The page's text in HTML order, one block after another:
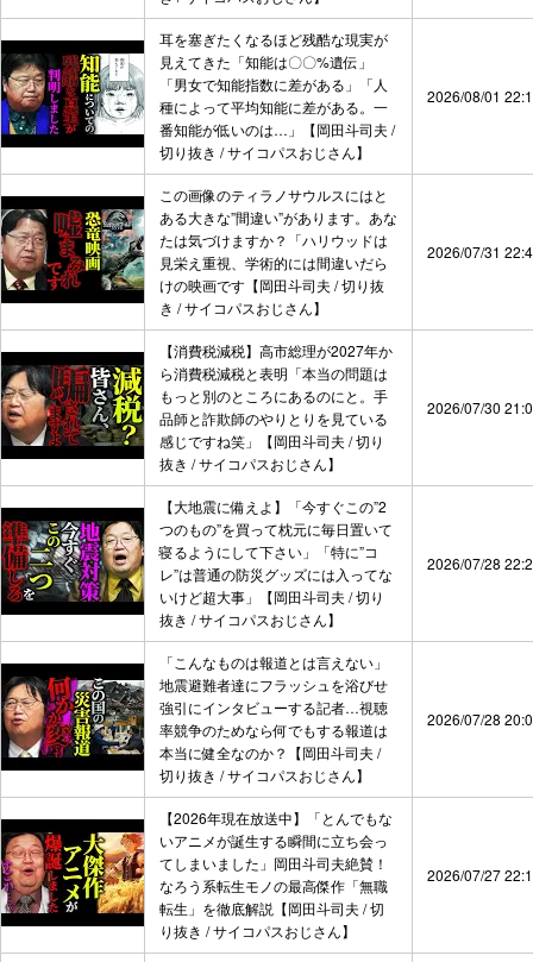
耳を塞ぎたくなるほど残酷な現実が
見えてきた「知能は〇〇%遺伝」
「男女で知能指数に差がある」「人
種によって平均知能に差がある。一
番知能が低いのは…」【岡田斗司夫 /
切り抜き / サイコパスおじさん】
2026/08/01
この画像のティラノサウルスにはと
ある大きな”間違い”があります。あな
たは気づけますか？「ハリウッドは
見栄え重視、学術的には間違いだら
けの映画です【岡田斗司夫 / 切り抜
き / サイコパスおじさん】
2026/07/31
【消費税減税】高市総理が2027年か
ら消費税減税と表明「本当の問題は
もっと別のところにあるのにと。手
品師と詐欺師のやりとりを見ている
感じですね笑」【岡田斗司夫 / 切り
抜き / サイコパスおじさん】
2026/07/30
【大地震に備えよ】「今すぐこの”2
つのもの”を買って枕元に毎日置いて
寝るようにして下さい」「特に”コ
レ”は普通の防災グッズには入ってな
いけど超大事」【岡田斗司夫 / 切り
抜き / サイコパスおじさん】
2026/07/28
「こんなものは報道とは言えない」
地震避難者達にフラッシュを浴びせ
強引にインタビューする記者…視聴
率競争のためなら何でもする報道は
本当に健全なのか？【岡田斗司夫 /
切り抜き / サイコパスおじさん】
2026/07/28
【2026年現在放送中】「とんでもな
いアニメが誕生する瞬間に立ち会っ
てしまいました」岡田斗司夫絶賛！
なろう系転生モノの最高傑作「無職
転生」を徹底解説【岡田斗司夫 / 切
り抜き / サイコパスおじさん】
2026/07/27